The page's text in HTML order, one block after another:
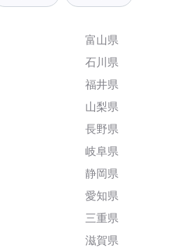
富山県
石川県
福井県
山梨県
長野県
岐阜県
静岡県
愛知県
三重県
滋賀県